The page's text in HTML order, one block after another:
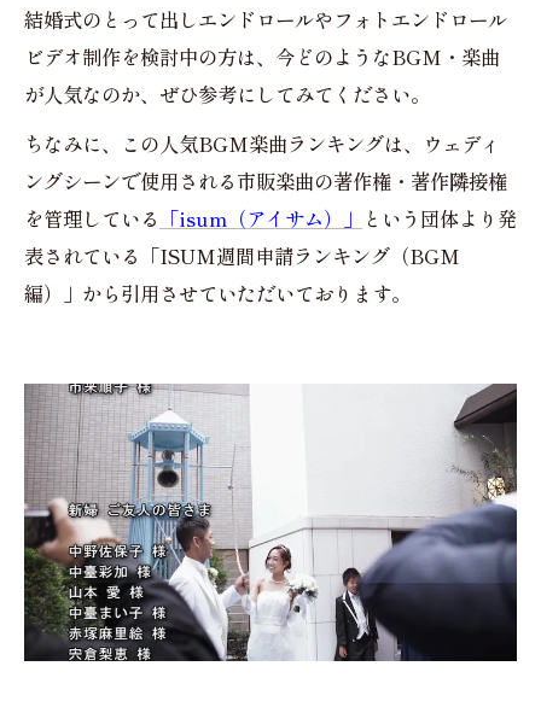
結婚式のとって出しエンドロールやフォトエンドロール
ビデオ制作を検討中の方は、今どのようなBGM・楽曲
が人気なのか、ぜひ参考にしてみてください。
ちなみに、この人気BGM楽曲ランキングは、ウェディ
ングシーンで使用される市販楽曲の著作権・著作隣接権
を管理している 「isum（アイサム）」 という団体より発
表されている「ISUM週間申請ランキング（BGM
編）」から引用させていただいております。